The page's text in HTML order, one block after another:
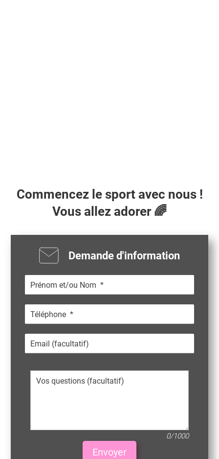
Commencez le sport avec nous !
Vous allez adorer 🌈
Demande d'information
0/1000
Envoyer